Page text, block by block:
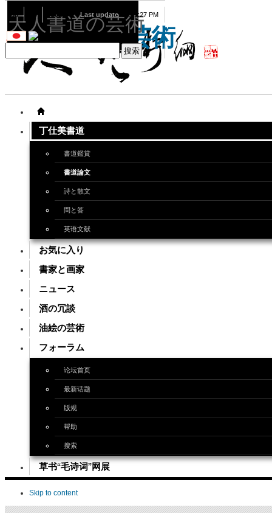
天人書道の芸術
丁仕美書道
書道鑑賞
書道論文
詩と散文
問と答
英语文献
お気に入り
書家と画家
ニュース
酒の冗談
油絵の芸術
フォーラム
论坛首页
最新话题
版规
帮助
搜索
草书“毛诗词”网展
Skip to content
08 09 2026 Last update 08:15:27 PM
天人書道の芸術